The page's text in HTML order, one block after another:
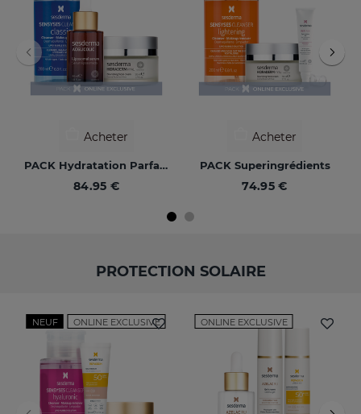
Acheter
PACK Hydratation Parfaite
84.95 €
Acheter
PACK Superingrédients
74.95 €
PROTECTION SOLAIRE
NEUF ONLINE EXCLUSIVE ONLINE EXCLUSIVE